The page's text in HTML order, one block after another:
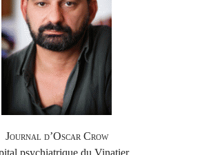
Journal d’Oscar Crow